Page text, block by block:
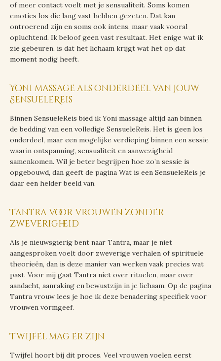
of meer contact voelt met je sensualiteit. Soms komen
emoties los die lang vast hebben gezeten. Dat kan
ontroerend zijn en soms ook intens, maar vaak vooral
opluchtend. Ik beloof geen vast resultaat. Het enige wat ik
zie gebeuren, is dat het lichaam krijgt wat het op dat
moment nodig heeft.
Yoni massage als onderdeel van jouw
SensueleReis
Binnen SensueleReis bied ik Yoni massage altijd aan binnen
de bedding van een volledige SensueleReis. Het is geen los
onderdeel, maar een mogelijke verdieping binnen een sessie
waarin ontspanning, sensualiteit en aanwezigheid
samenkomen. Wil je beter begrijpen hoe zo’n sessie is
opgebouwd, dan geeft de pagina Wat is een SensueleReis je
daar een helder beeld van.
Tantra voor vrouwen zonder
zweverigheid
Als je nieuwsgierig bent naar Tantra, maar je niet
aangesproken voelt door zweverige verhalen of spirituele
theorieën, dan is deze manier van werken vaak precies wat
past. Voor mij gaat Tantra niet over rituelen, maar over
aandacht, aanraking en bewustzijn in je lichaam. Op de pagina
Tantra vrouw lees je hoe ik deze benadering specifiek voor
vrouwen vormgeef.
Twijfel mag er zijn
Twijfel hoort bij dit proces. Veel vrouwen voelen eerst